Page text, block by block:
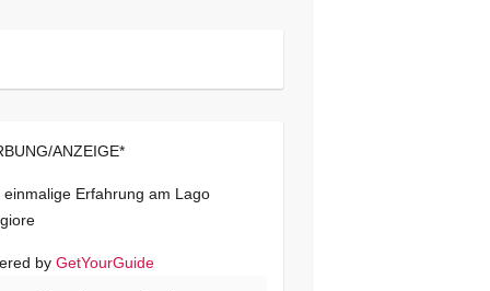
ANZEIGE*
einmalige Erfahrung am Lago
by GetYourGuide